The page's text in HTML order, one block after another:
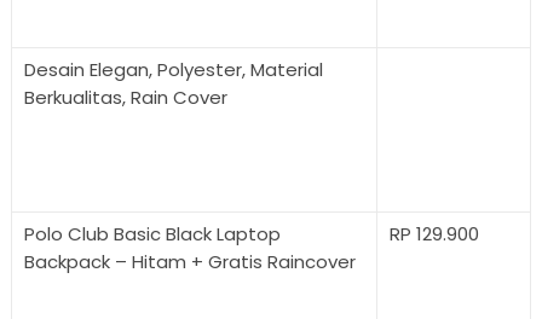
Desain Elegan, Polyester, Material
Berkualitas, Rain Cover
Polo Club Basic Black Laptop
Backpack – Hitam + Gratis Raincover
RP 129.900